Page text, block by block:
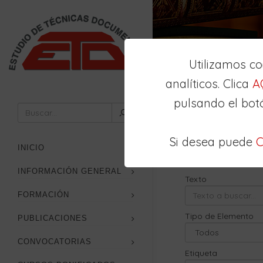
Utilizamos
analíticos. Clica
pulsando el
Si desea puede
INICIO
INFORMACIÓN GENERAL
FORMACIÓN
PUBLICACIONES
CONVOCATORIAS
Búsqueda
Texto
Tipo de Elemento
Etiqueta